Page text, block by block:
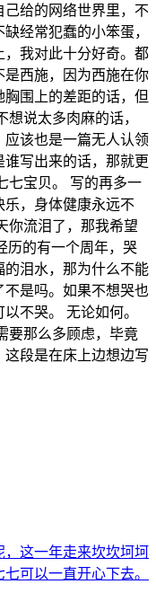
给的网络世界里，不
经常犯蠢的小笨蛋，
我对此十分好奇。都
西施，因为西施在你
围上的差距的话，但
说太多肉麻的话，
该也是一篇无人认领
写出来的话，那就更
七宝贝。 写的再多一
，身体健康永远不
你流泪了，那我希望
历的有一个周年，哭
泪水，那为什么不能
是吗。如果不想哭也
不哭。 无论如何。
要那么多顾虑，毕竟
段是在床上边想边写
这一年走来坎坎坷坷
可以一直开心下去。